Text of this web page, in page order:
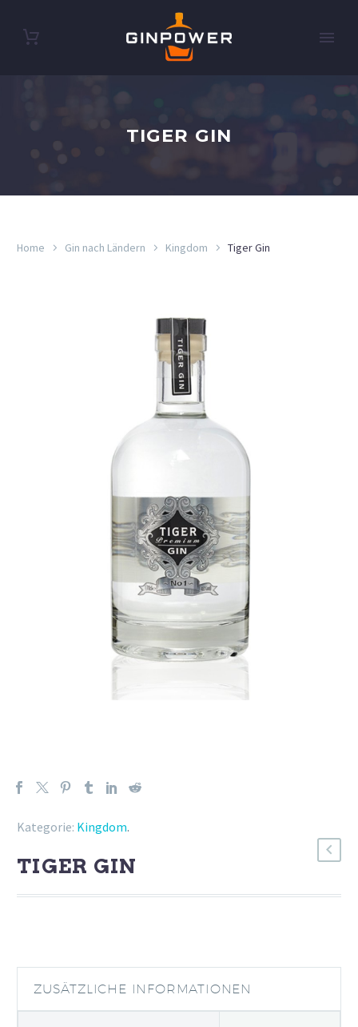
TIGER GIN
Home Gin nach Ländern Kingdom Tiger Gin
Kategorie: Kingdom.
TIGER GIN
ZUSÄTZLICHE INFORMATIONEN